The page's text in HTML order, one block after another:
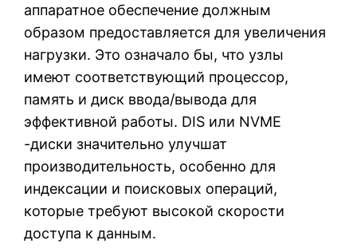
аппаратное обеспечение должным
образом предоставляется для увеличения
нагрузки. Это означало бы, что узлы
имеют соответствующий процессор,
память и диск ввода/вывода для
эффективной работы. DIS или NVME
-диски значительно улучшат
производительность, особенно для
индексации и поисковых операций,
которые требуют высокой скорости
доступа к данным.